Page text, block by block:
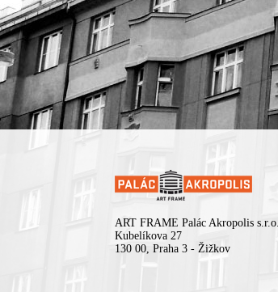
ART FRAME Palác Akropolis s.r.o.
Kubelíkova 27
130 00, Praha 3 - Žižkov